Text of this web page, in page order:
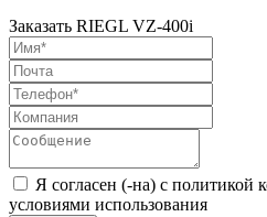
Заказать RIEGL VZ-400i
Я согласен (-на) с политикой
условиями использования